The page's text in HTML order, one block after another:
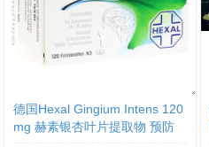
德国Hexal Gingium Intens 120
mg 赫素银杏叶片提取物 预防